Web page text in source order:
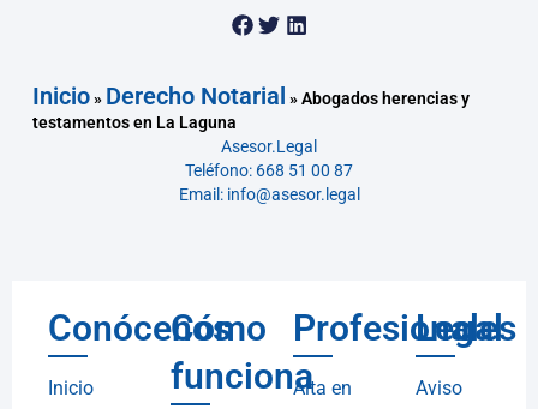
Inicio» Derecho Notarial »Abogados herencias y
testamentos en La Laguna
Asesor.Legal
Teléfono: 668 51 00 87
Email: info@asesor.legal
Conócenos
Inicio
Cómo
funciona
Profesionales
Alta en
Legal
Aviso